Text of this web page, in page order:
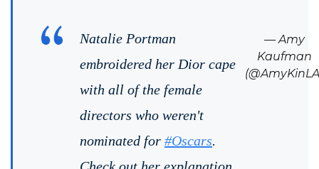
Natalie Portman
embroidered her Dior cape
with all of the female
directors who weren't
nominated for #Oscars.
— Amy
Kaufman